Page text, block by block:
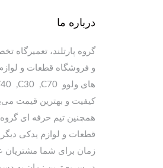
درباره ما
گروه پارتلند،
و فروشگاه قطعات و
کیفیت و بهترین قیمت
همچنین تیم حرفه ای گروه
قطعات و لوازم یدکی
زمان برای شما مشتریان